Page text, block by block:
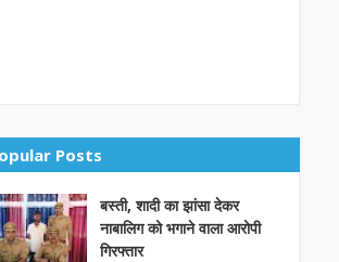
Posts
बस्ती, शादी का झांसा देकर
नाबालिग को भगाने वाला आरोपी
गिरफ्तार